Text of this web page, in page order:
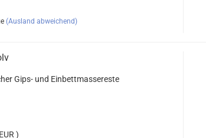
(Ausland abweichend)
Gips- und Einbettmassereste
)